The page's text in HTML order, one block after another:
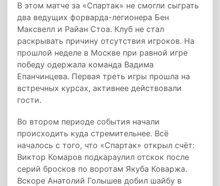
В этом матче за «Спартак» не смогли сыграть
два ведущих форварда-легионера Бен
Максвелл и Райан Стоа. Клуб не стал
раскрывать причину отсутствия игроков. На
прошлой неделе в Москве при равной игре
победу одержала команда Вадима
Епанчинцева. Первая треть игры прошла на
встречных курсах, активнее действовали
гости.
Во втором периоде события начали
происходить куда стремительнее. Всё
началось с того, что «Спартак» открыл счёт:
Виктор Комаров подкараулил отскок после
серий бросков по воротам Якуба Коваржа.
Вскоре Анатолий Голышев добил шайбу в